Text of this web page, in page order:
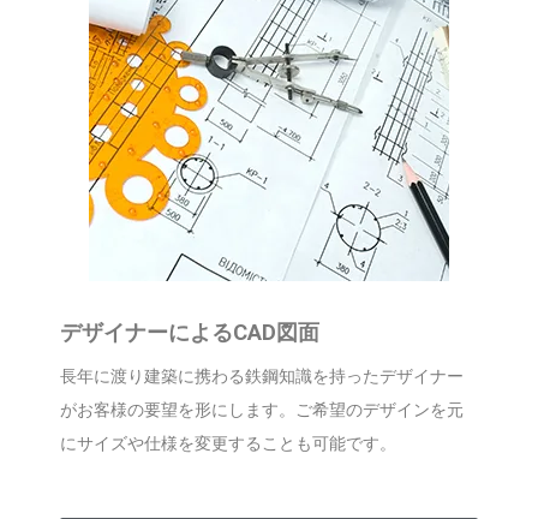
デザイナーによるCAD図面
長年に渡り建築に携わる鉄鋼知識を持ったデザイナー
がお客様の要望を形にします。ご希望のデザインを元
にサイズや仕様を変更することも可能です。